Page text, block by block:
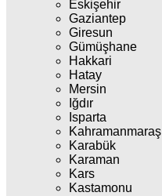
Eskişehir
Gaziantep
Giresun
Gümüşhane
Hakkari
Hatay
Mersin
Iğdır
Isparta
Kahramanmaraş
Karabük
Karaman
Kars
Kastamonu